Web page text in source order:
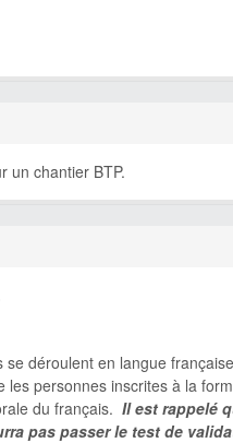
un chantier BTP.
déroulent en langue
les personnes inscrites à la
du français. Il est rappelé
pas passer le test de